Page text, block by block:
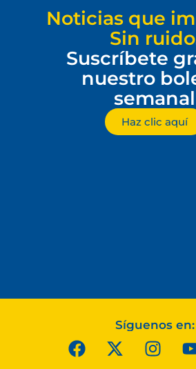
Noticias que
Sin
Suscríbete
nuestro
semanal
Haz clic aquí
Síguenos en: